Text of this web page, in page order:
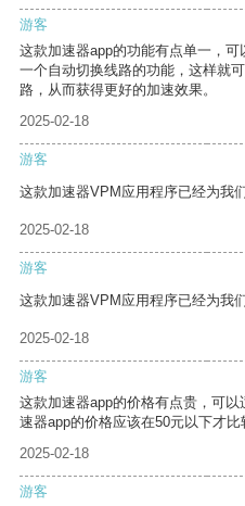
游客
这款加速器app的功能有点单一，
一个自动切换线路的功能，这样就
路，从而获得更好的加速效果。
2025-02-18
游客
这款加速器VPM应用程序已经为我
2025-02-18
游客
这款加速器VPM应用程序已经为我
2025-02-18
游客
这款加速器app的价格有点贵，可
速器app的价格应该在50元以下才比
2025-02-18
游客